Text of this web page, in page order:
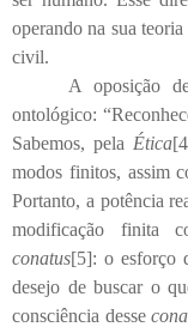
operando na sua
civil.
A oposição
ontológico:
Sabemos, pela Ética
modos finitos, assim
Portanto, a potência
modificação finita
conatus[5]: o esforço
desejo de buscar o
consciência desse